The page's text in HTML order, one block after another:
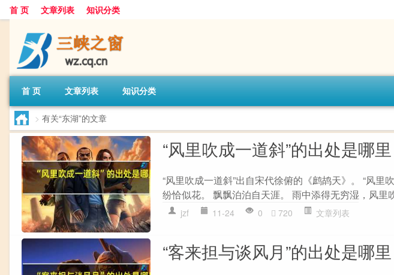
首 页 文章列表 知识分类
首 页 文章列表 知识分类
> 有关“东湖”的文章
“风里吹成一道斜”的出处是哪里
“风里吹成一道斜”出自宋代徐俯的《鹧鸪天》。 “风里
纷恰似花。 飘飘泊泊自天涯。 雨中添得无穷湿，风里
jzf 11-24 0 720 文章列表
“客来担与谈风月”的出处是哪里